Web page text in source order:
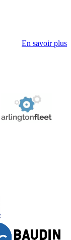
En savoir plus